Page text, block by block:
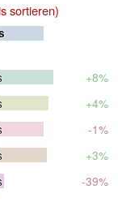
sortieren)
+8%
+4%
-1%
+3%
-39%